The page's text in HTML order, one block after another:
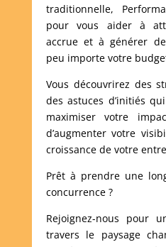
traditionnelle,
pour vous aider à
accrue et à générer
peu importe votre
Vous découvrirez des
des astuces d’initiés
maximiser votre
d’augmenter votre
croissance de votre
Prêt à prendre une
concurrence ?
Rejoignez-nous pour
travers le paysage